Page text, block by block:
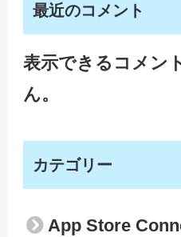
最近のコメント
表示できるコメン
ん。
カテゴリー
App Store